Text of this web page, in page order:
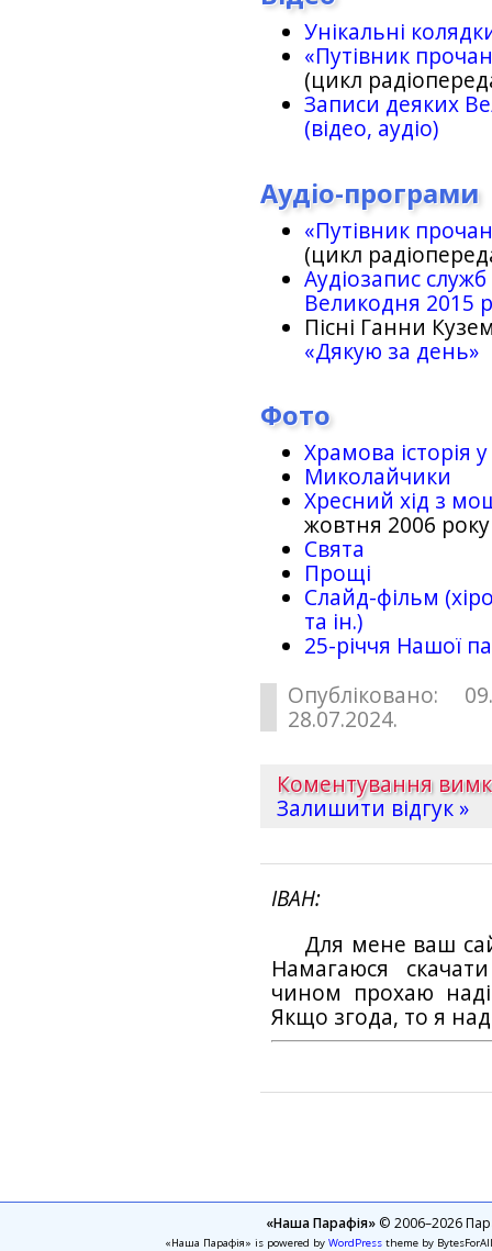
Унікальні
«Путівник
(цикл
Записи деяких
(відео, аудіо)
Аудіо-програми
«Путівник
(цикл
Аудіозапис
Великодня 2015
Пісні Ганни
«Дякую за день»
Фото
Храмова історія
Миколайчики
Хресний хід з
жовтня 2006 року
Свята
Прощі
Слайд-фільм
та ін.)
25-рiччя Нашої
Опубліковано:
28.07.2024.
Коментування
Залишити відгук »
ІВАН
Для мене ваш
Намагаюся
чином прохаю
Якщо згода, то я
«Наша Парафія»© 2006–2026
«Наша Парафія» is powered by WordPresstheme by